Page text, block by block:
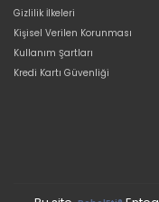
Gizlilik İlkeleri
Kişisel Verilen Korunması
Kullanım Şartları
Kredi Kartı Güvenliği